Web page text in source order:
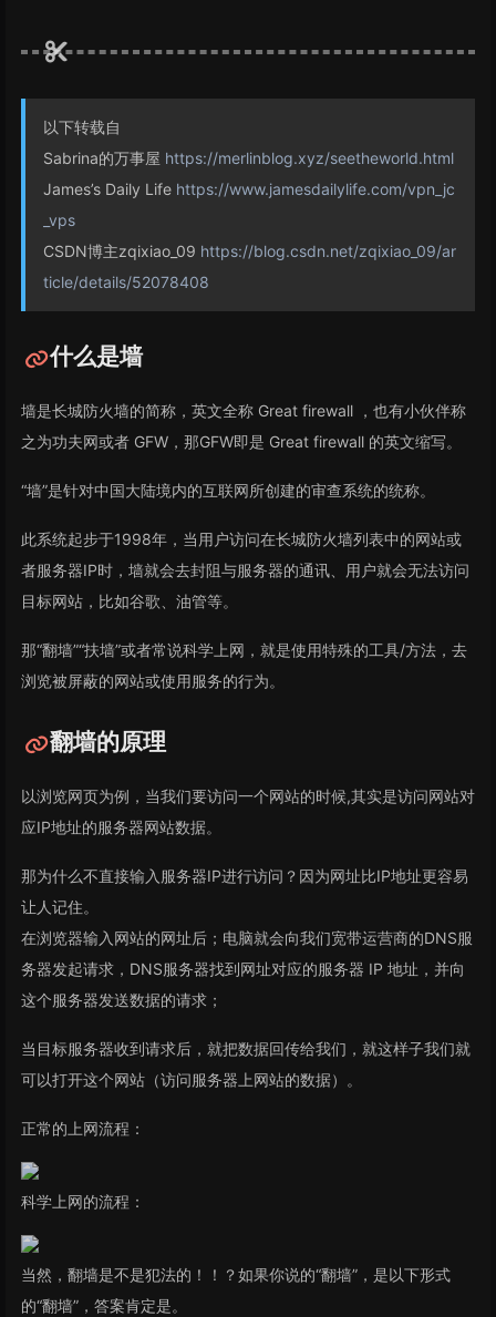
以下转载自
Sabrina的万事屋 https://merlinblog.xyz/seetheworld.html
James’s Daily Life https://www.jamesdailylife.com/vpn_jc
_vps
CSDN博主zqixiao_09 https://blog.csdn.net/zqixiao_09/ar
ticle/details/52078408
什么是墙
墙是长城防火墙的简称，英文全称 Great firewall ，也有小伙伴称
之为功夫网或者 GFW，那GFW即是 Great firewall 的英文缩写。
“墙”是针对中国大陆境内的互联网所创建的审查系统的统称。
此系统起步于1998年，当用户访问在长城防火墙列表中的网站或
者服务器IP时，墙就会去封阻与服务器的通讯、用户就会无法访问
目标网站，比如谷歌、油管等。
那“翻墙”“扶墙”或者常说科学上网，就是使用特殊的工具/方法，去
浏览被屏蔽的网站或使用服务的行为。
翻墙的原理
以浏览网页为例，当我们要访问一个网站的时候,其实是访问网站对
应IP地址的服务器网站数据。
那为什么不直接输入服务器IP进行访问？因为网址比IP地址更容易
让人记住。
在浏览器输入网站的网址后；电脑就会向我们宽带运营商的DNS服
务器发起请求，DNS服务器找到网址对应的服务器 IP 地址，并向
这个服务器发送数据的请求；
当目标服务器收到请求后，就把数据回传给我们，就这样子我们就
可以打开这个网站（访问服务器上网站的数据）。
正常的上网流程：
科学上网的流程：
当然，翻墙是不是犯法的！！？如果你说的“翻墙”，是以下形式
的“翻墙”，答案肯定是。